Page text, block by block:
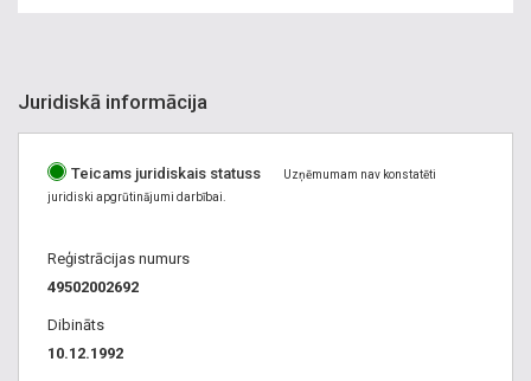
Juridiskā informācija
Teicams juridiskais statuss
Uzņēmumam nav konstatēti
juridiski apgrūtinājumi darbībai.
Reģistrācijas numurs
49502002692
Dibināts
10.12.1992